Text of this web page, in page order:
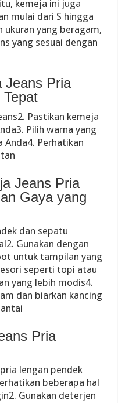
kemeja ini juga
mulai dari S hingga
ukuran yang beragam,
yang sesuai dengan
Jeans Pria
Pastikan kemeja
Pilih warna yang
Anda4. Perhatikan
Jeans Pria
Gaya yang
dan sepatu
Gunakan dengan
untuk tampilan yang
seperti topi atau
yang lebih modis4.
dan biarkan kancing
Pria
lengan pendek
beberapa hal
Gunakan deterjen